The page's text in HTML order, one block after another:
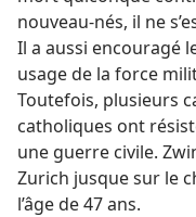
nouveau-nés, il ne
Il a aussi encouragé
usage de la force
Toutefois, plusieurs
catholiques ont
une guerre civile.
Zurich jusque sur le
l’âge de 47 ans.